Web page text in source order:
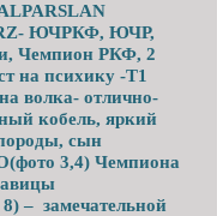
ЮЧРКФ, ЮЧР,
Чемпион РКФ, 2
на психику -Т1
волка- отлично-
кобель, яркий
сын
3,4) Чемпиона
– замечательной